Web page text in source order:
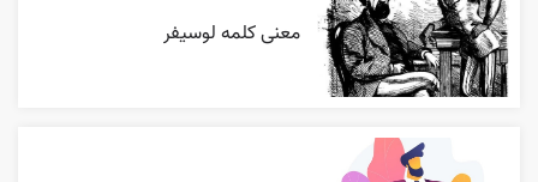
معنی کلمه لوسیفر